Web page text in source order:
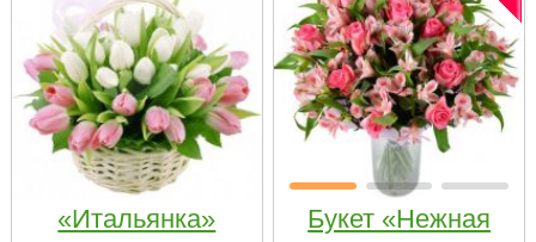
«Итальянка»
Букет «Нежная